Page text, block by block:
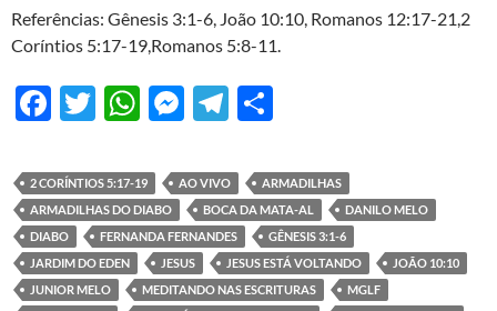
Referências: Gênesis 3:1-6, João 10:10, Romanos 12:17-21,2
Coríntios 5:17-19,Romanos 5:8-11.
F
e
b
o
o
T
itt
er
W
at
s
A
p
M
se
n
g
er
T
e
gr
a
m
ar
e
2 CORÍNTIOS 5:17-19 AO VIVO
ARMADILHAS
ARMADILHAS DO DIABO
BOCA DA MATA-AL
DANILO MELO
DIABO
FERNANDA FERNANDES
GÊNESIS 3:1-6
JARDIM DO EDEN
JESUS JESUS ESTÁ VOLTANDO
JOÃO 10:10
JUNIOR MELO
MEDITANDO NAS ESCRITURAS
MGLF